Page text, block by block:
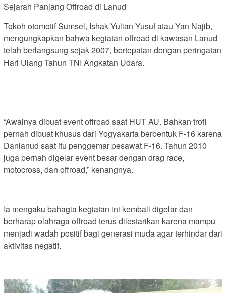
Sejarah Panjang Offroad di Lanud
Tokoh otomotif Sumsel, Ishak Yulian Yusuf atau Yan Najib,
mengungkapkan bahwa kegiatan offroad di kawasan Lanud
telah berlangsung sejak 2007, bertepatan dengan peringatan
Hari Ulang Tahun TNI Angkatan Udara.
“Awalnya dibuat event offroad saat HUT AU. Bahkan trofi
pernah dibuat khusus dari Yogyakarta berbentuk F-16 karena
Danlanud saat itu penggemar pesawat F-16. Tahun 2010
juga pernah digelar event besar dengan drag race,
motocross, dan offroad,” kenangnya.
Ia mengaku bahagia kegiatan ini kembali digelar dan
berharap olahraga offroad terus dilestarikan karena mampu
menjadi wadah positif bagi generasi muda agar terhindar dari
aktivitas negatif.